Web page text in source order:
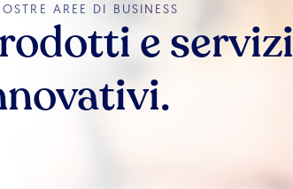
AREE DI BUSINESS
e servizi